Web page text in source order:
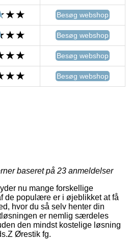
Besøg webshop
Besøg webshop
Besøg webshop
Besøg webshop
baseret på 23 anmeldelser
nu mange forskellige
de populære er i øjeblikket at få
hvor du så selv henter din
er nemlig særdeles
den mindst kostelige løsning
Ørestik fg.